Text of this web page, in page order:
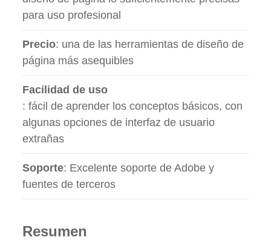
para uso profesional
Precio: una de las herramientas de diseño de
página más asequibles
Facilidad de uso
: fácil de aprender los conceptos básicos, con
algunas opciones de interfaz de usuario
extrañas
Soporte: Excelente soporte de Adobe y
fuentes de terceros
Resumen